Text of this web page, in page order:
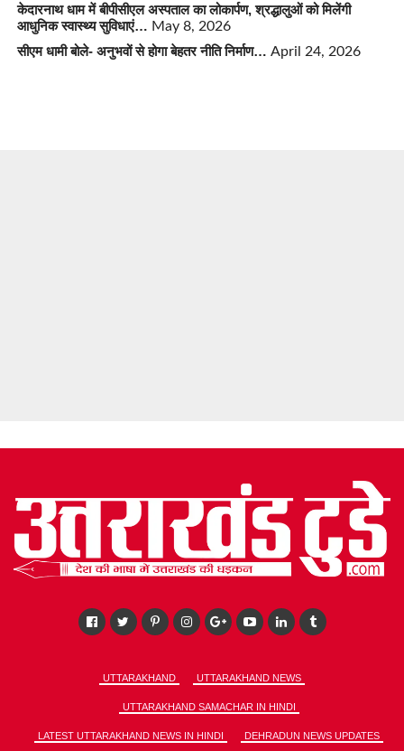
केदारनाथ धाम में बीपीसीएल अस्पताल का लोकार्पण, श्रद्धालुओं को मिलेंगी
आधुनिक स्वास्थ्य सुविधाएं… May 8, 2026
सीएम धामी बोले- अनुभवों से होगा बेहतर नीति निर्माण… April 24, 2026
UTTARAKHAND UTTARAKHAND NEWS
UTTARAKHAND SAMACHAR IN HINDI
LATEST UTTARAKHAND NEWS IN HINDI DEHRADUN NEWS UPDATES